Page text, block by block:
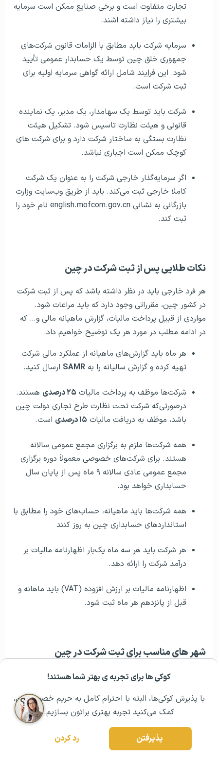
کوکی ها برای تجربه ی بهتر شما هستند!
با پذیرش کوکی‌ها، البته با احترام کامل به حریم خصوصیتون،
کمک می‌کنید تجربه بهتری براتون بسازیم.
پذیرفتن رد کردن
مشــاوره اولیه رایگان: ۰۲۱ ۴۳۰۰۰ ۰۲۱ رزرو مشاوره تخصصی
تجارت متفاوت است و برخی صنایع ممکن است سرمایه
بیشتری را نیاز داشته اشند.
سرمایه شرکت باید مطابق با الزامات قانون شرکت‌های
جمهوری خلق چین توسط یک حسابدار عمومی تأیید
شود. این فراِیند شامل ارائه گواهی سرمایه اولیه برای
ثبت شرکت است.
شرکت باید توسط یک سهامدار، یک مدیر، یک نماینده
قانونی و هیئت نظارت تاسیس شود. تشکیل هیئت
نظارت بستگی به ساختار شرکت دارد و برای شرکت های
کوچک ممکن است اجباری نباشد.
اگر سرمایه‌گذار خارجی شرکت را به عنوان یک شرکت
کاملا خارجی ثبت می‌کند. باید از طریق وب‌سایت وزارت
بازرگانی به نشانی english.mofcom.gov.cn نام خود را
ثبت کند.
نکات طلایی پس از ثبت شرکت در چین
هر فرد خارجی باید در نظر داشته باشد که پس از ثبت شرکت
در کشور چین، مقرراتی وجود دارد که باید مراعات شود.
مواردی از قبیل پرداخت مالیات، گزارش ماهیانه مالی و… که
در ادامه مطلب در مورد هر یک توضیح خواهیم داد.
هر ماه باید گزارش‌های ماهیانه از عملکرد مالی شرکت
تهیه کرده و گزارش سالیانه را به SAMR ارسال کنید.
شرکت‌ها موظف به پرداخت مالیات ۲۵ درصدی
هستند.
درصورتی‌که شرکت تحت نظارت طرح تجاری دولت چین
باشد، موظف به دریافت مالیات ۱۵ درصدی است.
همه شرکت‌ها ملزم به برگزاری مجمع عمومی سالانه
هستند. برای شرکت‌های خصوصی معمولاً دوره برگزاری
مجمع عمومی عادی سالانه ۹ ماه پس از پایان سال
حسابداری خواهد بود.
همه شرکت‌ها باید ماهیانه، حساب‌های خود را مطابق با
استانداردهای حسابداری چین به روز کنند
هر شرکت باید هر سه ماه یک‌بار اظهارنامه مالیات بر
درآمد شرکت را ارائه دهد.
اظهارنامه مالیات بر ارزش افزوده (VAT) باید ماهانه و
قبل از پانزدهم هر ماه ثبت شود.
شهر های مناسب برای ثبت شرکت در چین